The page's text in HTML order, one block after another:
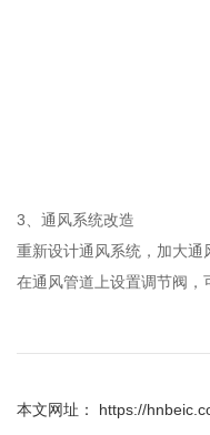
3、通风系统改造
重新设计通风系统，加大通
在通风管道上设置调节阀，
本文网址： https://